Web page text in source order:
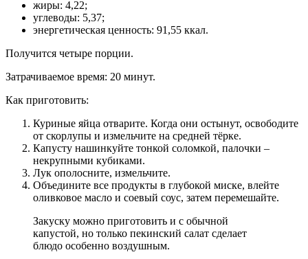
жиры: 4,22;
углеводы: 5,37;
энергетическая ценность: 91,55 ккал.
Получится четыре порции.
Затрачиваемое время: 20 минут.
Как приготовить:
Куриные яйца отварите. Когда они остынут, освободите
от скорлупы и измельчите на средней тёрке.
Капусту нашинкуйте тонкой соломкой, палочки –
некрупными кубиками.
Лук ополосните, измельчите.
Объедините все продукты в глубокой миске, влейте
оливковое масло и соевый соус, затем перемешайте.
Закуску можно приготовить и с обычной
капустой, но только пекинский салат сделает
блюдо особенно воздушным.